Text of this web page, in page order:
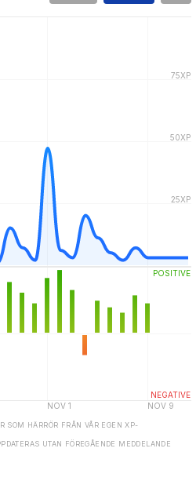
SOM HÄRRÖR FRÅN VÅR EGEN XP-
UTAN FÖREGÅENDE MEDDELANDE